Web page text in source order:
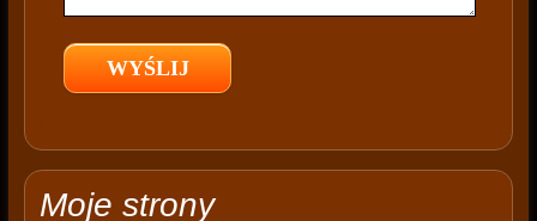
e
e
p
y
Moje strony